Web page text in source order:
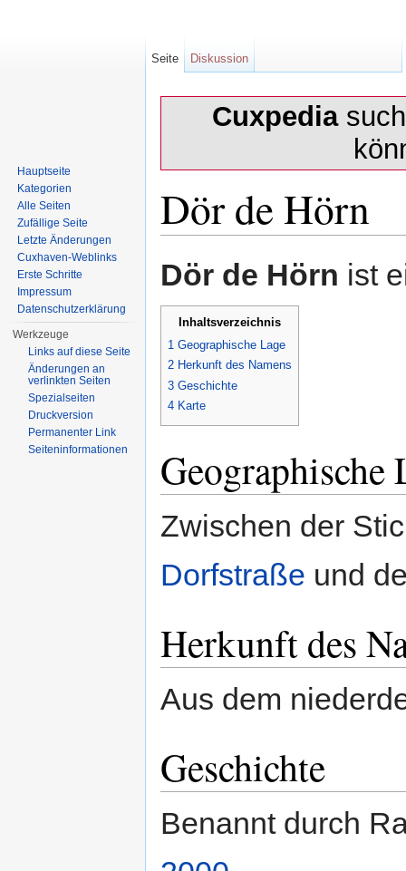
Cuxpedia
Dör de Hörn
Dör de Hörn ist
Inhaltsverzeichnis
1 Geographische Lage
2 Herkunft des Namens
3 Geschichte
4 Karte
Geographische
Zwischen der
Dorfstraße und
Herkunft des
Aus dem
Geschichte
Benannt durch
Seite Diskussion
Hauptseite
Kategorien
Alle Seiten
Zufällige Seite
Letzte Änderungen
Cuxhaven-Weblinks
Erste Schritte
Impressum
Datenschutzerklärung
Werkzeuge
Links auf diese Seite
Änderungen an
verlinkten Seiten
Spezialseiten
Druckversion
Permanenter Link
Seiten­informationen